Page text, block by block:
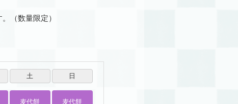
（数量限定）
土 日
麦代餅 麦代餅